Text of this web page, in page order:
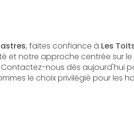
, faites confiance à Les
et notre approche centrée sur
nous dès aujourd'hui
le choix privilégié pour les